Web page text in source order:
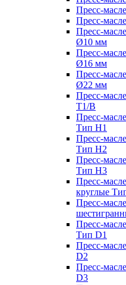
Пресс-
Пресс-
Пресс-
Ø10 мм
Пресс-
Ø16 мм
Пресс-
Ø22 мм
Пресс-
T1/B
Пресс-
Тип H1
Пресс-
Тип H2
Пресс-
Тип H3
Пресс-
круглые
Пресс-
Пресс-
Тип D1
Пресс-
D2
Пресс-
D3